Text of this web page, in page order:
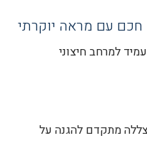
חכם עם מראה יוקרתי
למרחב חיצוני
מתקדם להגנה על